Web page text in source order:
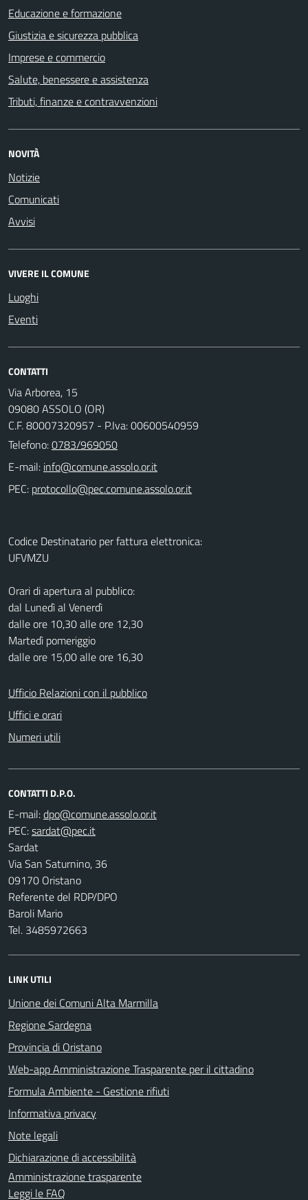
Educazione e formazione
Giustizia e sicurezza pubblica
Imprese e commercio
Salute, benessere e assistenza
Tributi, finanze e contravvenzioni
NOVITÀ
Notizie
Comunicati
Avvisi
VIVERE IL COMUNE
Luoghi
Eventi
CONTATTI
Via Arborea, 15
09080 ASSOLO (OR)
C.F. 80007320957 - P.Iva: 00600540959
Telefono:0783/969050
E-mail:
PEC:
Codice Destinatario per fattura elettronica:
UFVMZU
Orari di apertura al pubblico:
dal Lunedì al Venerdì
dalle ore 10,30 alle ore 12,30
Martedì pomeriggio
dalle ore 15,00 alle ore 16,30
Ufficio Relazioni con il pubblico
Uffici e orari
Numeri utili
CONTATTI D.P.O.
E-mail:
PEC:
Sardat
Via San Saturnino, 36
09170 Oristano
Referente del RDP/DPO
Baroli Mario
Tel. 3485972663
LINK UTILI
Unione dei Comuni Alta Marmilla
Regione Sardegna
Provincia di Oristano
Web-app Amministrazione Trasparente per il cittadino
Formula Ambiente - Gestione rifiuti
Informativa privacy
Note legali
Dichiarazione di accessibilità
Amministrazione trasparente
Leggi le FAQ